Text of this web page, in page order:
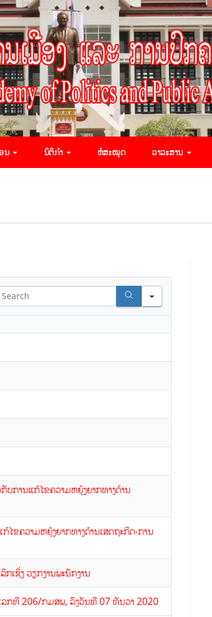
ນ ນິຕິກຳ ຫໍສະໝຸດ ວາລະສານ
ບການແກ້ໄຂຄວາມຫຍຸ້ງຍາກທາງດ້ານ
ໄຂຄວາມຫຍຸ້ງຍາກທາງດ້ານເສດຖະກິດ-ການ
ເຊິ່ງ ວຽກງານພະນັກງານ
ລກທີ 206/ກມສພ, ລົງວັນທີ 07 ທັນວາ 2020